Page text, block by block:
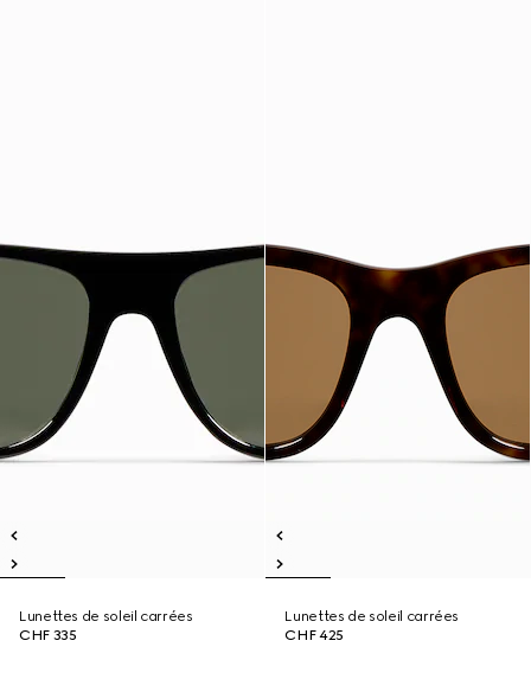
Lunettes de soleil carrées
CHF 335
Lunettes de soleil carrées
CHF 425